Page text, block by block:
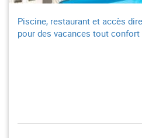
Piscine, restaurant et accès
pour des vacances tout